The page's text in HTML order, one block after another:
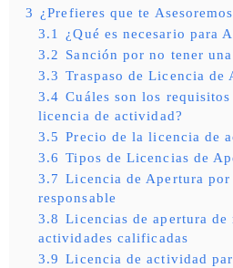
3 ¿Prefieres que te
3.1
¿Qué es necesario para
3.2 Sanción por no tener
3.3 Traspaso de Licencia de
3.4 Cuáles son los
licencia de actividad?
3.5 Precio de la licencia de
3.6 Tipos de Licencias de
3.7 Licencia de Apertura
responsable
3.8 Licencias de apertura de
actividades calificadas
3.9 Licencia de actividad